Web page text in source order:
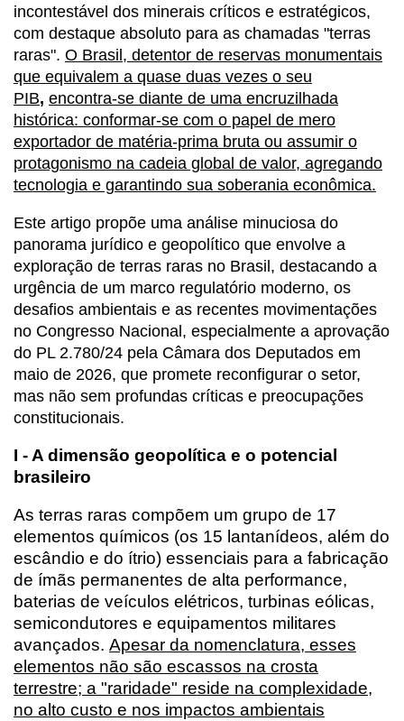
incontestável dos minerais críticos e estratégicos,
com destaque absoluto para as chamadas "terras
raras". O Brasil, detentor de reservas monumentais
que equivalem a quase duas vezes o seu
PIB, encontra-se diante de uma encruzilhada
histórica: conformar-se com o papel de mero
exportador de matéria-prima bruta ou assumir o
protagonismo na cadeia global de valor, agregando
tecnologia e garantindo sua soberania econômica.
Este artigo propõe uma análise minuciosa do
panorama jurídico e geopolítico que envolve a
exploração de terras raras no Brasil, destacando a
urgência de um marco regulatório moderno, os
desafios ambientais e as recentes movimentações
no Congresso Nacional, especialmente a aprovação
do PL 2.780/24 pela Câmara dos Deputados em
maio de 2026, que promete reconfigurar o setor,
mas não sem profundas críticas e preocupações
constitucionais.
I - A dimensão geopolítica e o potencial
brasileiro
As terras raras compõem um grupo de 17
elementos químicos (os 15 lantanídeos, além do
escândio e do ítrio) essenciais para a fabricação
de ímãs permanentes de alta performance,
baterias de veículos elétricos, turbinas eólicas,
semicondutores e equipamentos militares
avançados. Apesar da nomenclatura, esses
elementos não são escassos na crosta
terrestre; a "raridade" reside na complexidade,
no alto custo e nos impactos ambientais